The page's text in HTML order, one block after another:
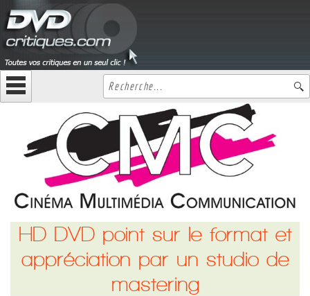
HD DVD point sur le format et
appréciation par un studio de
mastering